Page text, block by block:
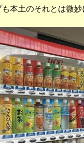
本土のそれとは微妙